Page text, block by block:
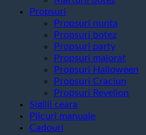
Propsuri
Propsuri nunta
Propsuri botez
Propsuri party
Propsuri majorat
Propsuri Halloween
Propsuri Craciun
Propsuri Revelion
Sigilii ceara
Plicuri manuale
Cadouri